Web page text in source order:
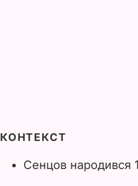
КОНТЕКСТ
Сенцов народився